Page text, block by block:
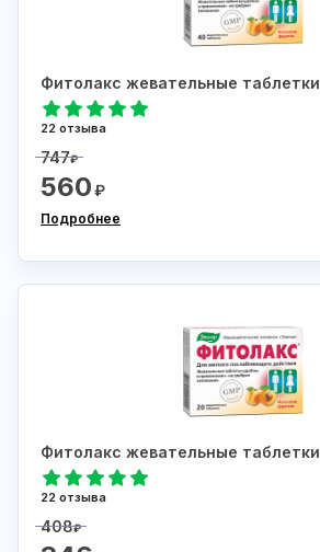
Фитолакс жевательные таблетки
22 отзыва
747₽
560₽
Подробнее
Фитолакс жевательные таблетки
22 отзыва
408₽